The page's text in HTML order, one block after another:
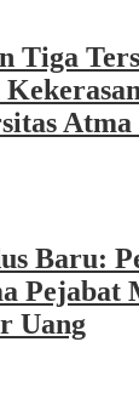
Tiga
Atma
Baru:
Pejabat
Uang